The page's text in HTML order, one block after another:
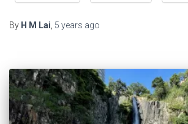
By H M Lai 5 years ago